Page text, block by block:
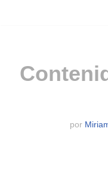
por